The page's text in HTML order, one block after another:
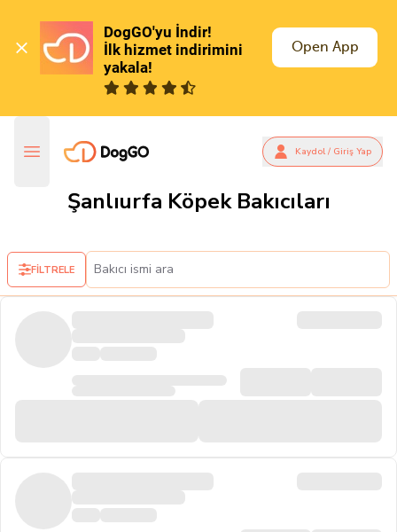
DogGO'yu İndir!
İlk hizmet indirimini
yakala!
Open App
Kaydol / Giriş Yap
Şanlıurfa Köpek Bakıcıları
FİLTRELE